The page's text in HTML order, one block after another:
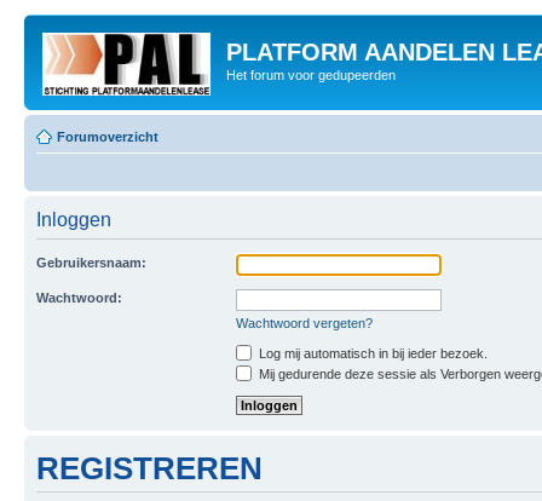
PLATFORM AANDELEN
Het forum voor gedupeerden
Forumoverzicht
Inloggen
Gebruikersnaam:
Wachtwoord:
Wachtwoord vergeten?
Log mij automatisch in bij ieder bezoek.
Mij gedurende deze sessie als Verborgen
REGISTREREN